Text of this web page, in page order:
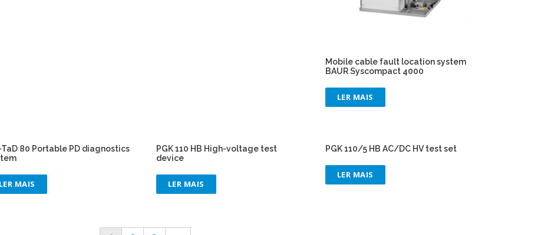
Mobile cable fault location system
BAUR Syscompact 4000
LER MAIS
TaD 80 Portable PD diagnostics
LER MAIS
PGK 110 HB High-voltage test
device
LER MAIS
PGK 110/5 HB AC/DC HV test set
LER MAIS